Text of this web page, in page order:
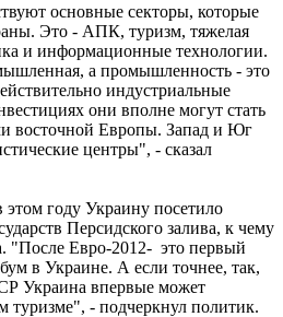
основные секторы, которые
Это - АПК, туризм, тяжелая
и информационные технологии.
а промышленность - это
индустриальные
они вполне могут стать
восточной Европы. Запад и Юг
центры", - сказал
году Украину посетило
Персидского залива, к чему
"После Евро-2012- это первый
в Украине. А если точнее, так,
Украина впервые может
туризме", - подчеркнул политик.